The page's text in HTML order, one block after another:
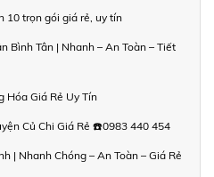
10 trọn gói giá rẻ, uy tín
Bình Tân | Nhanh – An Toàn – Tiết
Hóa Giá Rẻ Uy Tín
Củ Chi Giá Rẻ ☎️0983 440 454
| Nhanh Chóng – An Toàn – Giá Rẻ